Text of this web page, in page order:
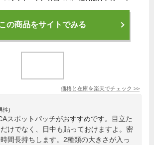
この商品をサイトでみる
価格と在庫を楽天でチェック >>
性)
スポットパッチがおすすめです。目立た
けでなく、日中も貼っておけますよ。密
間長持ちします。2種類の大きさが入っ